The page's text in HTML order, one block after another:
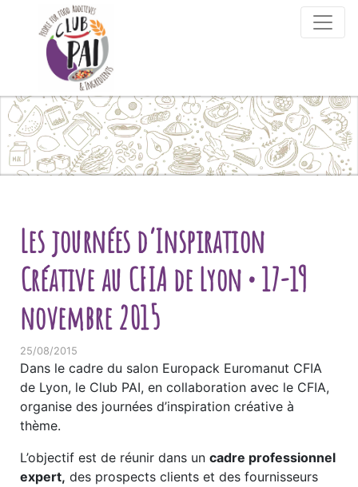
Skip to content
Les journées d’Inspiration
Créative au CFIA de Lyon • 17-19
novembre 2015
25/08/2015
Dans le cadre du salon Europack Euromanut CFIA
de Lyon, le Club PAI, en collaboration avec le CFIA,
organise des journées d’inspiration créative à
thème.
L’objectif est de réunir dans un cadre professionnel
expert, des prospects clients et des fournisseurs